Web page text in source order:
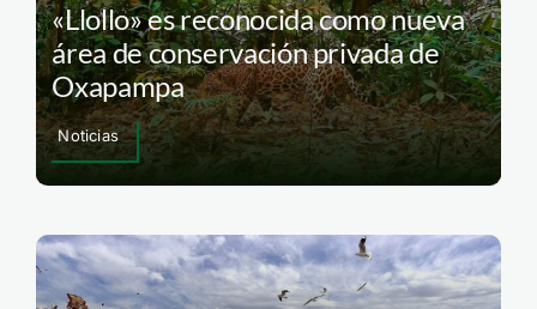
«Llollo» es reconocida como nueva
área de conservación privada de
Oxapampa
Noticias